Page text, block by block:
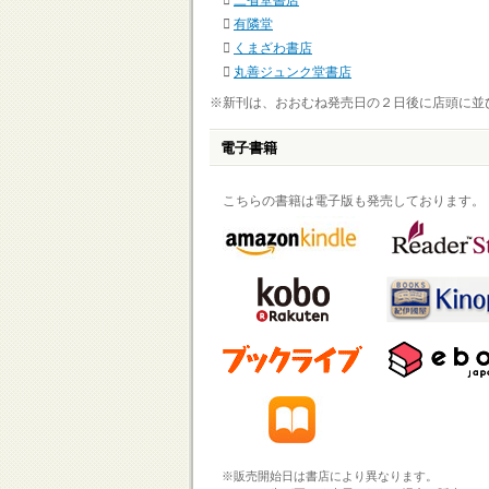
有隣堂
くまざわ書店
丸善ジュンク堂書店
※新刊は、おおむね発売日の２日後に店頭に並
電子書籍
こちらの書籍は電子版も発売しております。
※販売開始日は書店により異なります。